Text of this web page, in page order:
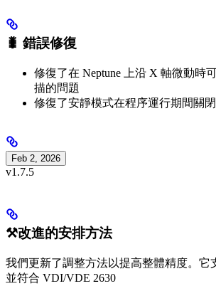
🐛 錯誤修復
修復了在 Neptune 上沿 X 軸微動時
描的問題
修復了安靜模式在程序運行期間關
Feb 2, 2026
v1.7.5
⚒️改進的安排方法
我們更新了調整方法以提高整體精度。它
並符合 VDI/VDE 2630